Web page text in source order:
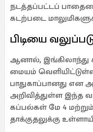
நடத்தப்பட்டப்
கடற்படை
பிடியை
ஆனால், இங்கிலாந்து
மையம்
பாதுகாப்பானது என
அறிவித்துள்ள இந்த
கப்பல்கள் மே 4
தாக்குதலுக்கு